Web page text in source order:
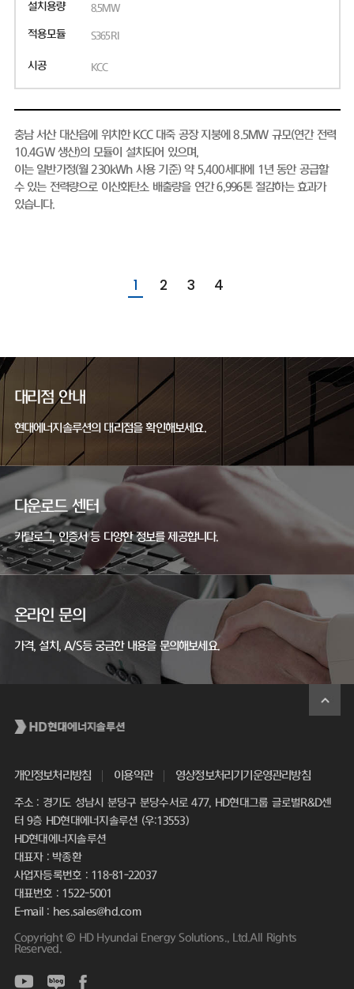
설치용량 8.5MW
적용모듈 S365RI
시공 KCC
충남 서산 대산읍에 위치한 KCC 대죽 공장 지붕에 8.5MW 규모(연간 전력
10.4GW 생산)의 모듈이 설치되어 있으며,
이는 일반가정(월 230kWh 사용 기준) 약 5,400세대에 1년 동안 공급할
수 있는 전력량으로 이산화탄소 배출량을 연간 6,996톤 절감하는 효과가
있습니다.
1 2 3 4
대리점 안내
현대에너지솔루션의 대리점을 확인해보세요.
다운로드 센터
카탈로그, 인증서 등 다양한 정보를 제공합니다.
온라인 문의
가격, 설치, A/S등 궁금한 내용을 문의해보세요.
개인정보처리방침 이용약관 영상정보처리기기운영관리방침
주소 : 경기도 성남시 분당구 분당수서로 477, HD현대그룹 글로벌R&D센
터 9층 HD현대에너지솔루션 (우:13553)
HD현대에너지솔루션
대표자 : 박종환
사업자등록번호 : 118-81-22037
대표번호 : 1522-5001
E-mail : hes.sales@hd.com
Copyright © HD Hyundai Energy Solutions., Ltd.All Rights
Reserved.